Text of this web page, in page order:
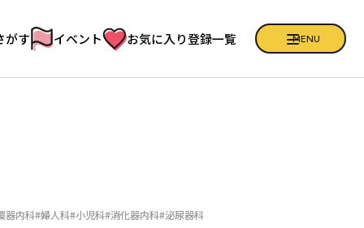
がす イベント お気に入り登録一覧 MENU
CLOSE
お知らせ
プライバシーポリシー
器内科#婦人科#小児科#消化器内科#泌尿器科